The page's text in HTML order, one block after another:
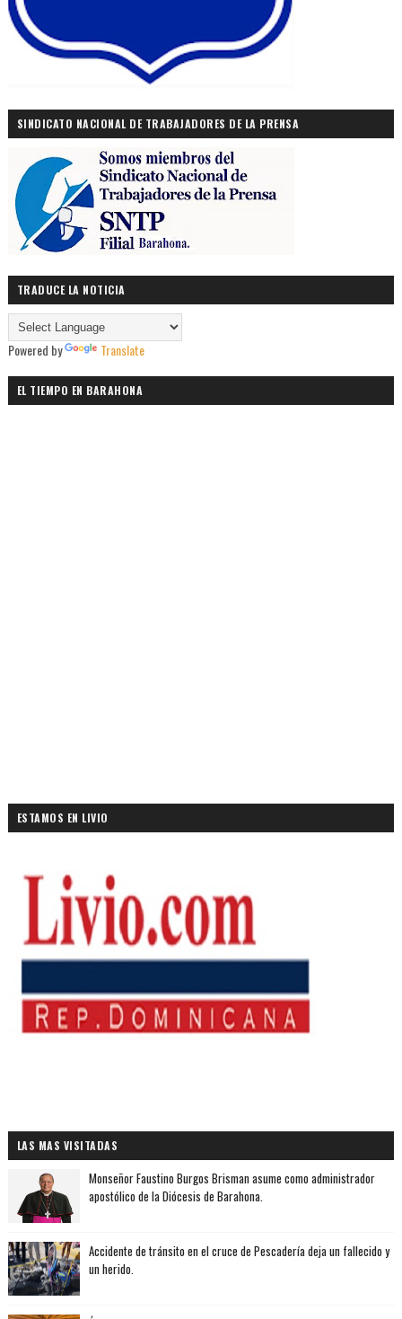
SINDICATO NACIONAL DE TRABAJADORES DE LA PRENSA
TRADUCE LA NOTICIA
Powered by Translate
EL TIEMPO EN BARAHONA
ESTAMOS EN LIVIO
LAS MAS VISITADAS
Monseñor Faustino Burgos Brisman asume como administrador
apostólico de la Diócesis de Barahona.
Accidente de tránsito en el cruce de Pescadería deja un fallecido y
un herido.